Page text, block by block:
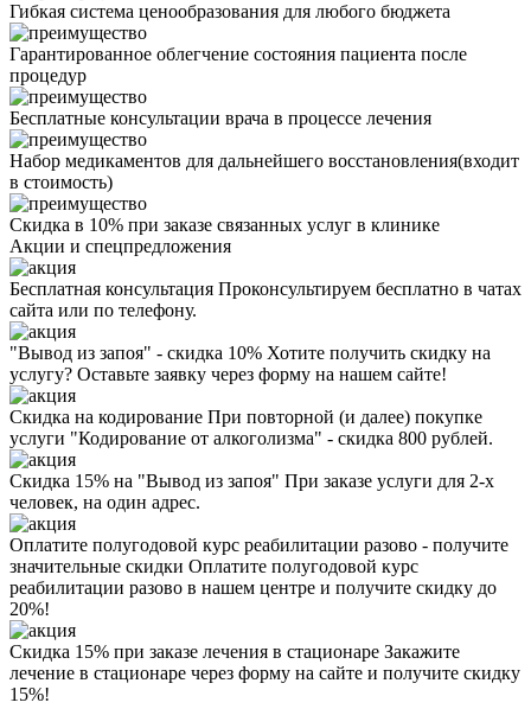
Гибкая система ценообразования для любого бюджета
Гарантированное облегчение состояния пациента после
процедур
Бесплатные консультации врача в процессе лечения
Набор медикаментов для дальнейшего восстановления(входит
в стоимость)
Скидка в 10% при заказе связанных услуг в клинике
Акции и спецпредложения
Бесплатная консультация Проконсультируем бесплатно в чатах
сайта или по телефону.
"Вывод из запоя" - скидка 10% Хотите получить скидку на
услугу? Оставьте заявку через форму на нашем сайте!
Скидка на кодирование При повторной (и далее) покупке
услуги "Кодирование от алкоголизма" - скидка 800 рублей.
Скидка 15% на "Вывод из запоя" При заказе услуги для 2-х
человек, на один адрес.
Оплатите полугодовой курс реабилитации разово - получите
значительные скидки Оплатите полугодовой курс
реабилитации разово в нашем центре и получите скидку до
20%!
Скидка 15% при заказе лечения в стационаре Закажите
лечение в стационаре через форму на сайте и получите скидку
15%!